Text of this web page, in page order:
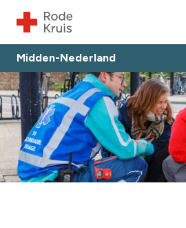
Midden-Nederland